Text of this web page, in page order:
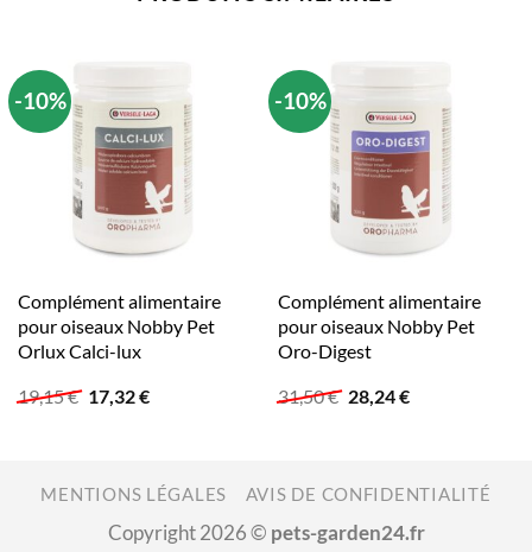
-10%
Complément alimentaire
pour oiseaux Nobby Pet
Orlux Calci-lux
19,15€ Le
prix
17,32€Le
-10%
Complément alimentaire
pour oiseaux Nobby Pet
Oro-Digest
31,50€ Le
prix
28,24€Le
MENTIONS LÉGALES AVIS DE CONFIDENTIALITÉ
Copyright 2026 © pets-garden24.fr